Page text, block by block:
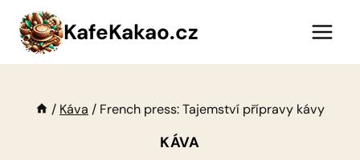
Přeskočit
obsah
KafeKakao.cz
/ Káva / French press: Tajemství přípravy kávy
KÁVA